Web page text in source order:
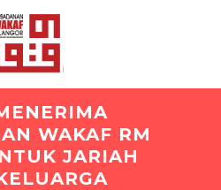
WAKAF RM
JARIAH